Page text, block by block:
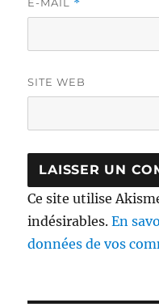
SITE WEB
Ce site utilise
indésirables.En
données de vos